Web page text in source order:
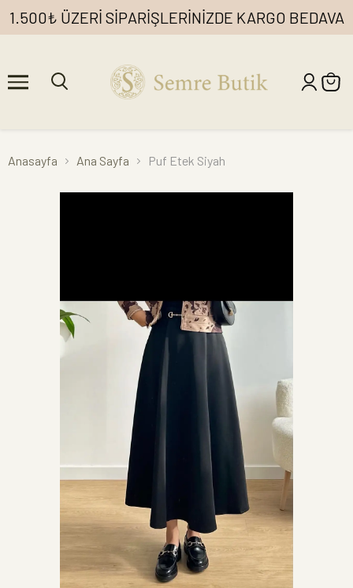
1.500₺ ÜZERİ SİPARİŞLERİNİZDE KARGO BEDAVA
Anasayfa Ana Sayfa Puf Etek Siyah